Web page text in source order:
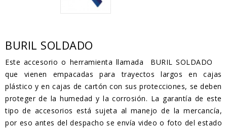
BURIL SOLDADO
Este accesorio o herramienta llamada BURIL SOLDADO
que vienen empacadas para trayectos largos en cajas
plástico y en cajas de cartón con sus protecciones, se deben
proteger de la humedad y la corrosión. La garantía de este
tipo de accesorios está sujeta al manejo de la mercancía,
por eso antes del despacho se envía video o foto del estado